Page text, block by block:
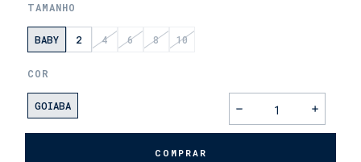
TAMANHO
BABY 2 4 6 8 10
COR
GOIABA